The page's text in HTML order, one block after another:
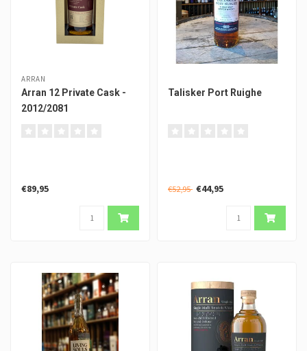
ARRAN
Arran 12 Private Cask -
2012/2081
€89,95
Talisker Port Ruighe
€52,95 €44,95